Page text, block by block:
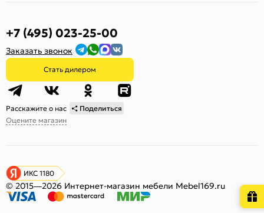
+7 (495) 023-25-00
Заказать звонок
Стать дилером
Расскажите о нас
Поделиться
Оцените магазин
ИКС 1180
© 2015—2026 Интернет-магазин мебели Mebel169.ru